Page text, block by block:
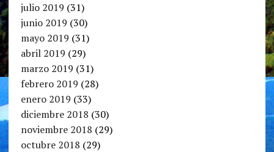
julio 2019 (31)
junio 2019 (30)
mayo 2019 (31)
abril 2019 (29)
marzo 2019 (31)
febrero 2019 (28)
enero 2019 (33)
diciembre 2018 (30)
noviembre 2018 (29)
octubre 2018 (29)